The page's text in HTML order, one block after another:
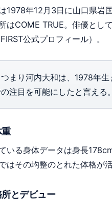
1978年12月3日に山口県岩
はCOME TRUE。俳優とし
FIRST公式プロフィール）。
つまり河内大和は、1978年
注目を可能にしたと言える。
いる身体データは身長
はその均整のとれた体格が
とデビュー